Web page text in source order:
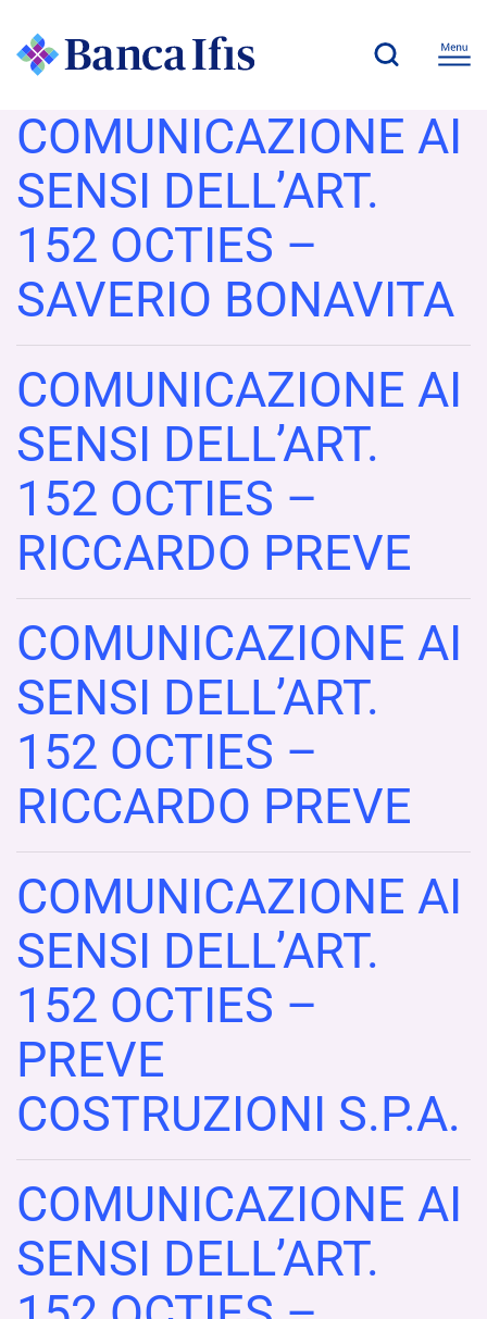
COMUNICAZIONE AI
SENSI DELL’ART.
152 OCTIES –
SAVERIO BONAVITA
COMUNICAZIONE AI
SENSI DELL’ART.
152 OCTIES –
RICCARDO PREVE
COMUNICAZIONE AI
SENSI DELL’ART.
152 OCTIES –
RICCARDO PREVE
COMUNICAZIONE AI
SENSI DELL’ART.
152 OCTIES –
PREVE
COSTRUZIONI S.P.A.
COMUNICAZIONE AI
SENSI DELL’ART.